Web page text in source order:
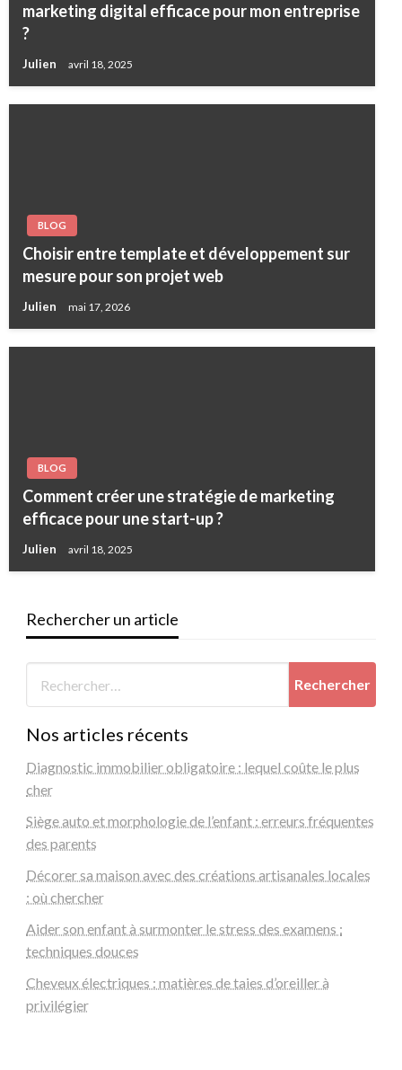
marketing digital efficace pour mon entreprise
?
Julien avril 18, 2025
BLOG
Choisir entre template et développement sur
mesure pour son projet web
Julien mai 17, 2026
BLOG
Comment créer une stratégie de marketing
efficace pour une start-up ?
Julien avril 18, 2025
Rechercher un article
Nos articles récents
Diagnostic immobilier obligatoire : lequel coûte le plus
cher
Siège auto et morphologie de l’enfant : erreurs fréquentes
des parents
Décorer sa maison avec des créations artisanales locales
: où chercher
Aider son enfant à surmonter le stress des examens :
techniques douces
Cheveux électriques : matières de taies d’oreiller à
privilégier